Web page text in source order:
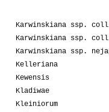
Karwinskiana ssp.
Karwinskiana ssp.
Karwinskiana ssp.
Kelleriana
Kewensis
Kladiwae
Kleiniorum